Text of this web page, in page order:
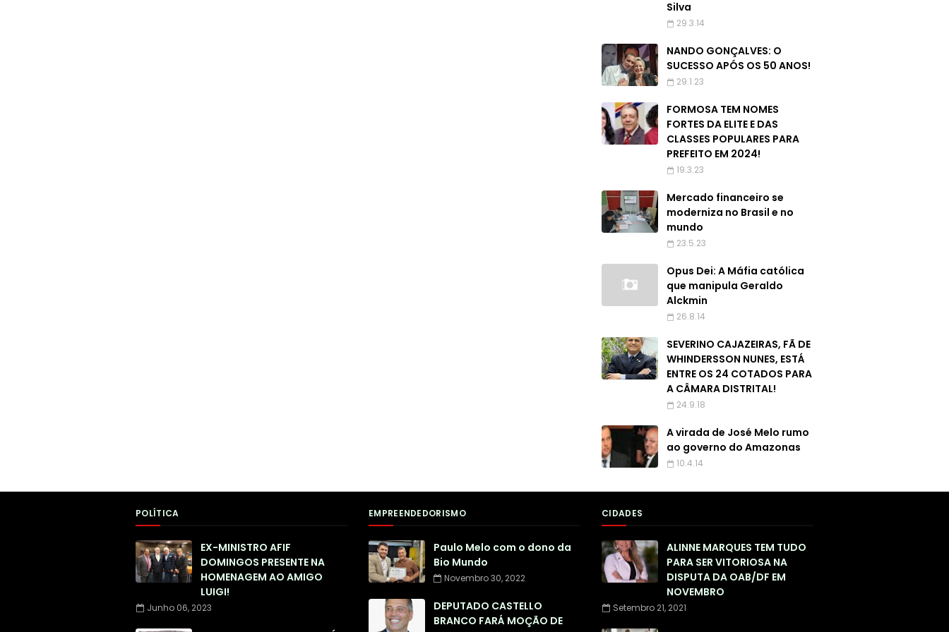
Silva
29.3.14
NANDO GONÇALVES: O
SUCESSO APÓS OS 50 ANOS!
29.1.23
FORMOSA TEM NOMES
FORTES DA ELITE E DAS
CLASSES POPULARES PARA
PREFEITO EM 2024!
19.3.23
Mercado financeiro se
moderniza no Brasil e no
mundo
23.5.23
Opus Dei: A Máfia católica
que manipula Geraldo
Alckmin
26.8.14
SEVERINO CAJAZEIRAS, FÃ DE
WHINDERSSON NUNES, ESTÁ
ENTRE OS 24 COTADOS PARA
A CÂMARA DISTRITAL!
24.9.18
A virada de José Melo rumo
ao governo do Amazonas
10.4.14
POLÍTICA
EX-MINISTRO AFIF
DOMINGOS PRESENTE NA
HOMENAGEM AO AMIGO
LUIGI!
Junho 06, 2023
EMPREENDEDORISMO
Paulo Melo com o dono da
Bio Mundo
Novembro 30, 2022
DEPUTADO CASTELLO
BRANCO FARÁ MOÇÃO DE
CIDADES
ALINNE MARQUES TEM TUDO
PARA SER VITORIOSA NA
DISPUTA DA OAB/DF EM
NOVEMBRO
Setembro 21, 2021